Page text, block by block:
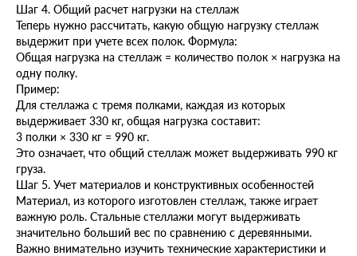
Шаг 4. Общий расчет нагрузки на стеллаж
Теперь нужно рассчитать, какую общую нагрузку стеллаж
выдержит при учете всех полок. Формула:
Общая нагрузка на стеллаж = количество полок × нагрузка на
одну полку.
Пример:
Для стеллажа с тремя полками, каждая из которых
выдерживает 330 кг, общая нагрузка составит:
3 полки × 330 кг = 990 кг.
Это означает, что общий стеллаж может выдерживать 990 кг
груза.
Шаг 5. Учет материалов и конструктивных особенностей
Материал, из которого изготовлен стеллаж, также играет
важную роль. Стальные стеллажи могут выдерживать
значительно больший вес по сравнению с деревянными.
Важно внимательно изучить технические характеристики и